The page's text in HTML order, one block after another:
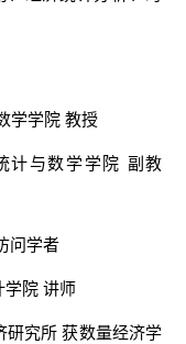
学学院 教授
计与数学学院 副教
问学者
学院 讲师
研究所 获数量经济学